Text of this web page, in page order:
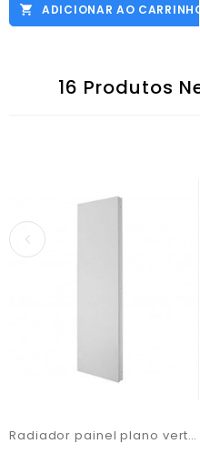
ADICIONAR AO CARRINHO
16 Produtos
Radiador painel plano vertical